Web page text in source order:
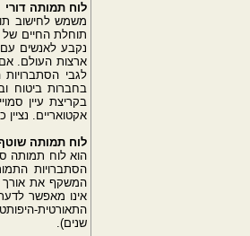
לוח תמותה דורי
משמש לחישוב
תוחלת החיים של
נקבע לאנשים עם
ארצות העולם.
לגבי
בחברות ביטוח
בקריצת עיין
אקטואריים.
לוח תמותה
הוא לוח תמותה
הסתברויות
המשקף את אורך
אינו מאפשר
התאורטית-
שנים).